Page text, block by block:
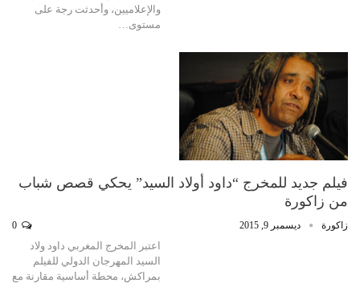
والإعلاميين، وأحدثت رجة على
مستوى…
فيلم جديد للمخرج “داود أولاد السيد” يحكي قصص شباب
من زاكورة
زاكورة ديسمبر 9, 2015
اعتبر المخرج المغربي داود ولاد
السيد المهرجان الدولي للفيلم
بمراكش، محطة أساسية مقارنة مع